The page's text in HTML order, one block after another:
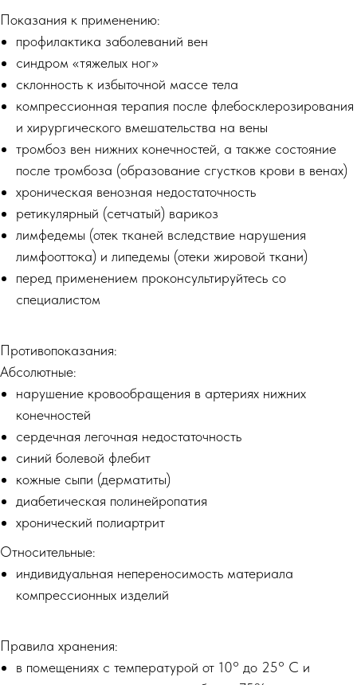
Показания к применению:
профилактика заболеваний вен
синдром «тяжелых ног»
склонность к избыточной массе тела
компрессионная терапия после флебосклерозирования
и хирургического вмешательства на вены
тромбоз вен нижних конечностей, а также состояние
после тромбоза (образование сгустков крови в венах)
хроническая венозная недостаточность
ретикулярный (сетчатый) варикоз
лимфедемы (отек тканей вследствие нарушения
лимфооттока) и липедемы (отеки жировой ткани)
перед применением проконсультируйтесь со
специалистом
Противопоказания:
Абсолютные:
нарушение кровообращения в артериях нижних
конечностей
сердечная легочная недостаточность
синий болевой флебит
кожные сыпи (дерматиты)
диабетическая полинейропатия
хронический полиартрит
Относительные:
индивидуальная непереносимость материала
компрессионных изделий
Правила хранения:
в помещениях с температурой от 10° до 25° С и